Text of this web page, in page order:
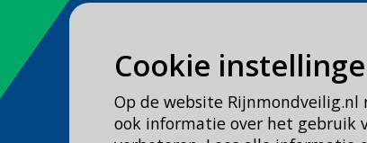
Cookie
Op de website Rijnmondveilig.nl
ook informatie over het gebruik
112
Geen spoed, wel brandweer?
0900 0904